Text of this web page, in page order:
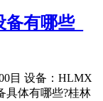
有哪些_
目 设备：HLMX
具体有哪些?桂林